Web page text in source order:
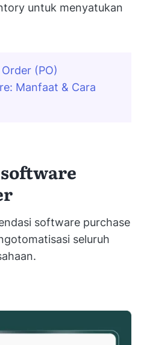
untuk menyatukan
(PO)
Manfaat & Cara
software purchase
seluruh